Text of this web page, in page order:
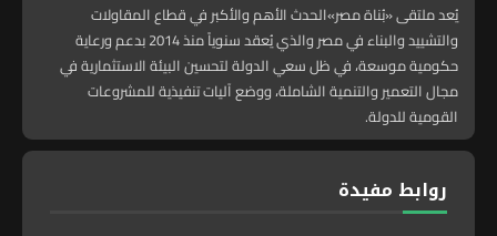
يُعد ملتقى «بُناة مصر»الحدث الأهم والأكبر في قطاع المقاولات
والتشييد والبناء في مصر والذي يُعقد سنوياً منذ 2014 بدعم ورعاية
حكومية موسعة، في ظل سعي الدولة لتحسين البيئة الاستثمارية في
مجال التعمير والتنمية الشاملة، ووضع آليات تنفيذية للمشروعات
القومية للدولة.
روابط مفيدة